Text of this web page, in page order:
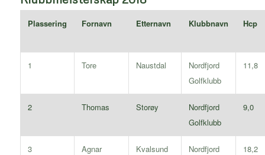
Plassering Fornavn Etternavn Klubbnavn Hcp
1 Tore Naustdal
Nordfjord
Golfklubb
11,8
2 Thomas Storøy
Nordfjord
Golfklubb
9,0
3 Agnar Kvalsund
Nordfjord
18,2